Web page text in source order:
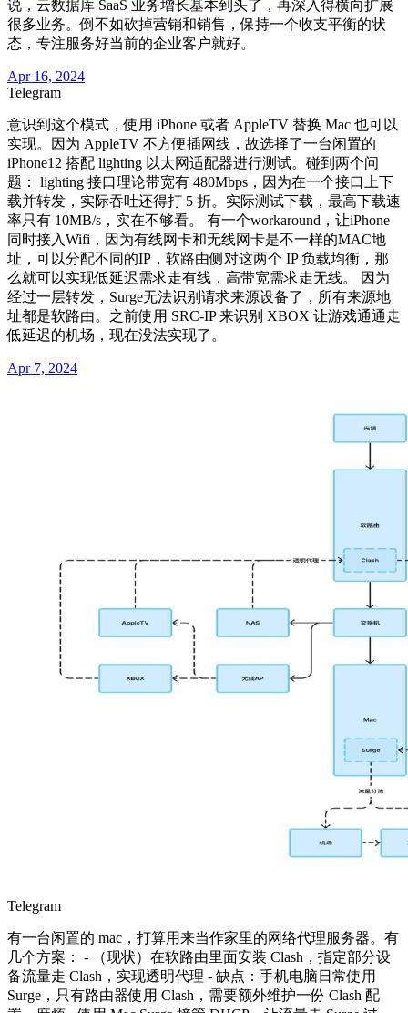
说，云数据库 SaaS 业务增长基本到头了，再深入得横向扩展
很多业务。倒不如砍掉营销和销售，保持一个收支平衡的状
态，专注服务好当前的企业客户就好。
Apr 16, 2024
Telegram
意识到这个模式，使用 iPhone 或者 AppleTV 替换 Mac 也可以
实现。因为 AppleTV 不方便插网线，故选择了一台闲置的
iPhone12 搭配 lighting 以太网适配器进行测试。碰到两个问
题： lighting 接口理论带宽有 480Mbps，因为在一个接口上下
载并转发，实际吞吐还得打 5 折。实际测试下载，最高下载速
率只有 10MB/s，实在不够看。 有一个workaround，让iPhone
同时接入Wifi，因为有线网卡和无线网卡是不一样的MAC地
址，可以分配不同的IP，软路由侧对这两个 IP 负载均衡，那
么就可以实现低延迟需求走有线，高带宽需求走无线。 因为
经过一层转发，Surge无法识别请求来源设备了，所有来源地
址都是软路由。之前使用 SRC-IP 来识别 XBOX 让游戏通通走
低延迟的机场，现在没法实现了。
Apr 7, 2024
Telegram
有一台闲置的 mac，打算用来当作家里的网络代理服务器。有
几个方案： - （现状）在软路由里面安装 Clash，指定部分设
备流量走 Clash，实现透明代理 - 缺点：手机电脑日常使用
Surge，只有路由器使用 Clash，需要额外维护一份 Clash 配